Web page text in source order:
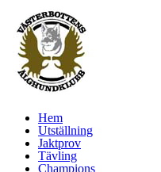
Hem
Utställning
Jaktprov
Tävling
Champions